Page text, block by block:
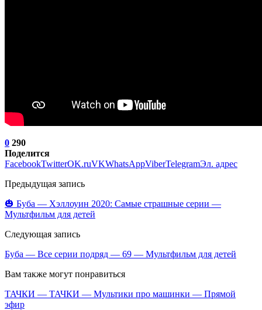
0 290
Поделится
FacebookTwitterOK.ruVKWhatsAppViberTelegramЭл. адрес
Предыдущая запись
🎃 Буба — Хэллоуин 2020: Самые страшные серии —
Мультфильм для детей
Следующая запись
Буба — Все серии подряд — 69 — Мультфильм для детей
Вам также могут понравиться
ТАЧКИ — ТАЧКИ — Мультики про машинки — Прямой
эфир